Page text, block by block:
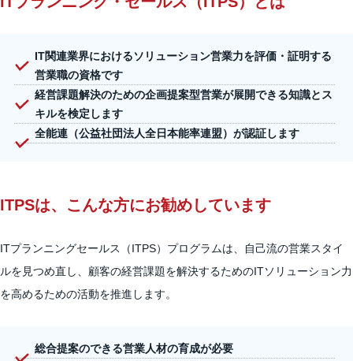
IT関連業界におけるソリューション営業力を評価・証明する
営業職の資格です
経営課題解決のための企画提案型営業が展開できる知識とス
キルを検定します
全能連（公益社団法人全日本能率連盟）が認証します
ITPSは、こんな方にお勧めしています
ITプランニングセールス（ITPS）プログラムは、自己流の営業スタイ
ルを見つめ直し、顧客の経営課題を解決するためのITソリューション力
を高めるための活動を推進します。
総合提案のできる営業人材の育成が必要